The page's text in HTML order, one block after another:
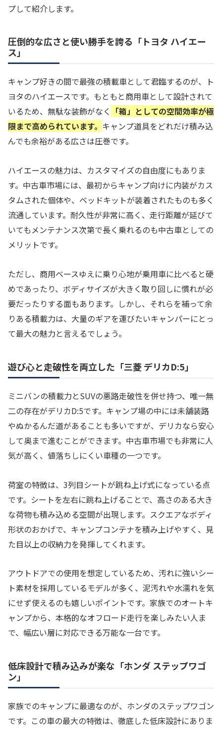
プして紹介します。
圧倒的な広さと使い勝手を誇る「トヨタ ハイエー
ス」
キャンプ好きの間で最強の積載車として君臨するのが、ト
ヨタのハイエースです。もともと商用車として設計されて
いるため、無駄な装飾がなく 「箱」としての空間効率が極
限まで高められています。 キャンプ道具をどれだけ積み込
んでも余裕がある広さは圧巻です。
ハイエースの魅力は、カスタマイズの自由度にもありま
す。中古車市場には、最初からキャンプ向けに内装がカス
タムされた個体や、ベッドキットが装着されたものも多く
流通しています。耐久性が非常に高く、走行距離が延びて
いてもメンテナンス次第で長く乗れるのも中古車としての
メリットです。
ただし、商用ベースゆえに乗り心地が乗用車に比べると硬
めであったり、ボディサイズが大きく取り回しに慣れが必
要だったりする面もあります。しかし、それらを補って余
りある積載力は、大量のギアを運びたいキャンパーにとっ
て最大の魅力と言えるでしょう。
遊び心と走破性を両立した「三菱 デリカD:5」
ミニバンの積載力とSUVの悪路走破性を併せ持つ、唯一無
二の存在がデリカD:5です。キャンプ場の中には未舗装路
やぬかるんだ道があることも多いですが、デリカなら安心
して奥まで進むことができます。中古車市場でも非常に人
気が高く、値落ちしにくい車種の一つです。
荷室の特徴は、3列目シートが跳ね上げ式になっている点
です。シートを左右に跳ね上げることで、高さのある大き
な荷物も積み込める空間が出現します。スクエアなボディ
形状のおかげで、キャンプコンテナを積み上げやすく、見
た目以上の収納力を発揮してくれます。
アウトドアでの使用を想定しているため、汚れに強いシー
ト素材を採用しているモデルが多く、泥汚れや水濡れを気
にせず使えるのも嬉しいポイントです。家族でのオートキ
ャンプから、本格的なオフロード走行を楽しみたい人ま
で、幅広い層に対応できる万能な一台です。
低床設計で積み込みが楽な「ホンダ ステップワゴ
ン」
家族でのキャンプに最適なのが、ホンダのステップワゴン
です。この車の最大の特徴は、徹底した低床設計にありま